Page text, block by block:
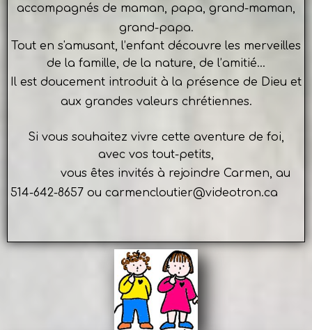
accompagnés de maman, papa, grand-maman,
grand-papa.
Tout en s'amusant, l’enfant découvre les merveilles
de la famille, de la nature, de l’amitié...
Il est doucement introduit à la présence de Dieu et
aux grandes valeurs chrétiennes.
Si vous souhaitez vivre cette aventure de foi,
avec vos tout-petits,
vous êtes invités à rejoindre Carmen, au
514-642-8657 ou carmencloutier@videotron.ca